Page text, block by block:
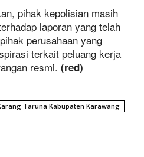
pihak kepolisian masih
laporan yang telah
perusahaan yang
terkait peluang kerja
resmi. (red)
Taruna Kabupaten Karawang